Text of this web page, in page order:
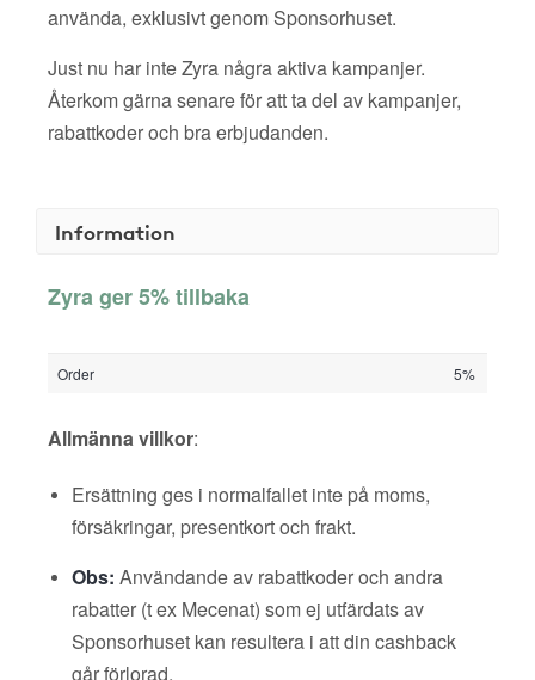
använda, exklusivt genom Sponsorhuset.
Just nu har inte Zyra några aktiva kampanjer.
Återkom gärna senare för att ta del av kampanjer,
rabattkoder och bra erbjudanden.
Information
Zyra ger 5% tillbaka
Order 5%
Allmänna villkor:
Ersättning ges i normalfallet inte på moms,
försäkringar, presentkort och frakt.
Obs: Användande av rabattkoder och andra
rabatter (t ex Mecenat) som ej utfärdats av
Sponsorhuset kan resultera i att din cashback
går förlorad.